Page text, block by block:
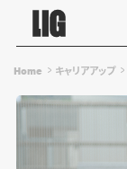
Home キャリアアップ